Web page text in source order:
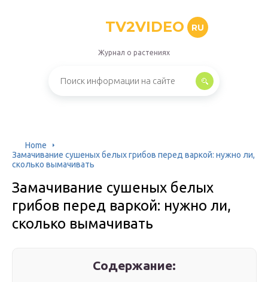
TV2VIDEO RU
Журнал о растениях
Home
Замачивание сушеных белых грибов перед варкой: нужно ли,
сколько вымачивать
Замачивание сушеных белых
грибов перед варкой: нужно ли,
сколько вымачивать
Содержание: